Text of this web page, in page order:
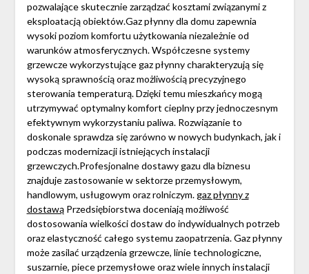
pozwalające skutecznie zarządzać kosztami związanymi z
eksploatacją obiektów.Gaz płynny dla domu zapewnia
wysoki poziom komfortu użytkowania niezależnie od
warunków atmosferycznych. Współczesne systemy
grzewcze wykorzystujące gaz płynny charakteryzują się
wysoką sprawnością oraz możliwością precyzyjnego
sterowania temperaturą. Dzięki temu mieszkańcy mogą
utrzymywać optymalny komfort cieplny przy jednoczesnym
efektywnym wykorzystaniu paliwa. Rozwiązanie to
doskonale sprawdza się zarówno w nowych budynkach, jak i
podczas modernizacji istniejących instalacji
grzewczych.Profesjonalne dostawy gazu dla biznesu
znajduje zastosowanie w sektorze przemysłowym,
handlowym, usługowym oraz rolniczym.gaz płynny z
dostawąPrzedsiębiorstwa doceniają możliwość
dostosowania wielkości dostaw do indywidualnych potrzeb
oraz elastyczność całego systemu zaopatrzenia. Gaz płynny
może zasilać urządzenia grzewcze, linie technologiczne,
suszarnie, piece przemysłowe oraz wiele innych instalacji